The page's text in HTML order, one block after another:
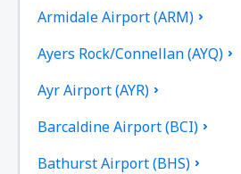
Armidale Airport (ARM)
Ayers Rock/Connellan (AYQ)
Ayr Airport (AYR)
Barcaldine Airport (BCI)
Bathurst Airport (BHS)